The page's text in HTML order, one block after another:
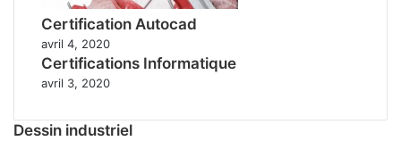
Certification Autocad
avril 4, 2020
Certifications Informatique
avril 3, 2020
Dessin industriel